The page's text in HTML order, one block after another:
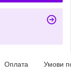
Оплата Умови